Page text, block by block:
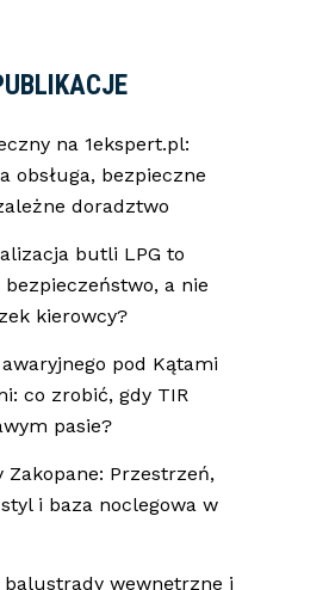
na 1ekspert.pl:
obsługa, bezpieczne
doradztwo
butli LPG to
a nie
kierowcy?
pod Kątami
co zrobić, gdy TIR
pasie?
Przestrzeń,
i baza noclegowa w
balustrady wewnętrzne i